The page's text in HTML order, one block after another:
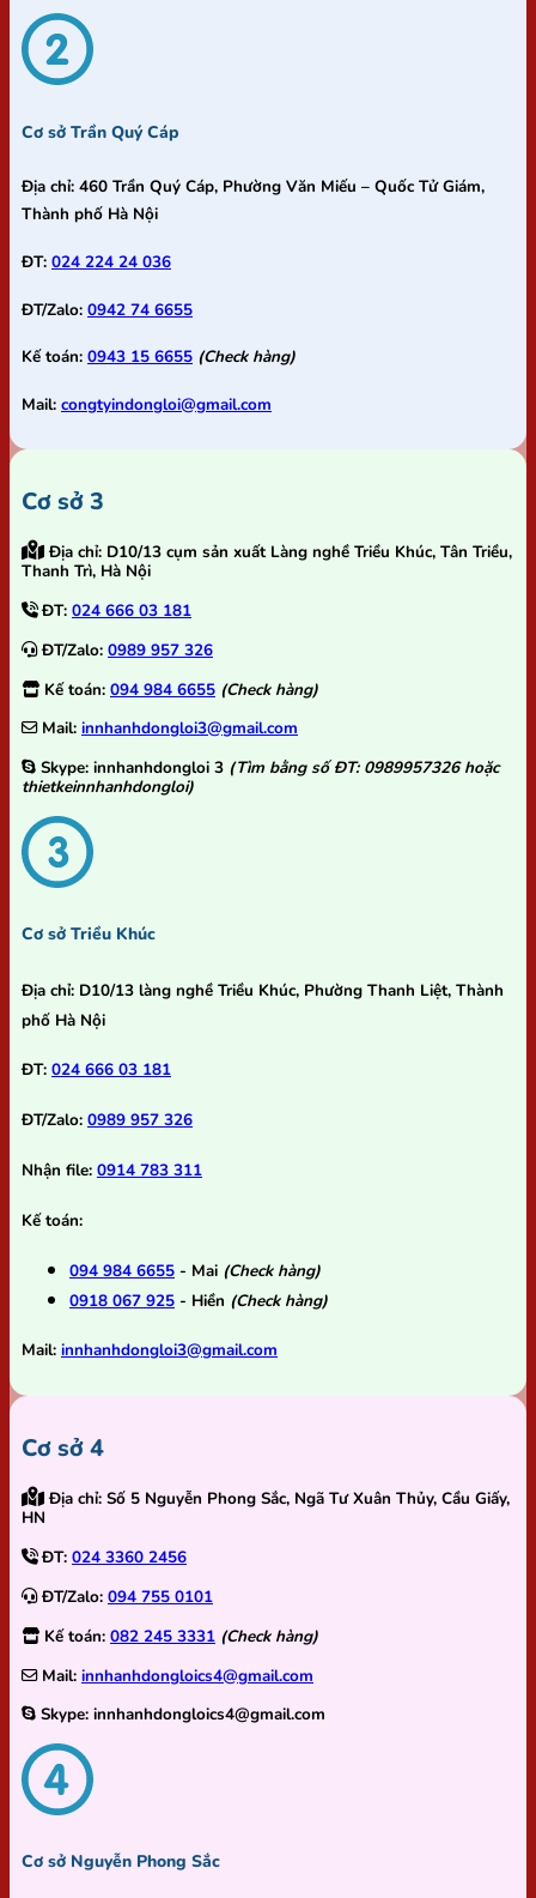
Cơ sở Trần Quý Cáp
Địa chỉ: 460 Trần Quý Cáp, Phường Văn Miếu – Quốc Tử Giám,
Thành phố Hà Nội
ĐT: 024 224 24 036
ĐT/Zalo: 0942 74 6655
Kế toán: 0943 15 6655 (Check hàng)
Mail: congtyindongloi@gmail.com
Cơ sở 3
Địa chỉ: D10/13 cụm sản xuất Làng nghề Triều Khúc, Tân Triều,
Thanh Trì, Hà Nội
ĐT: 024 666 03 181
ĐT/Zalo: 0989 957 326
Kế toán: 094 984 6655 (Check hàng)
Mail: innhanhdongloi3@gmail.com
Skype: innhanhdongloi 3 (Tìm bằng số ĐT: 0989957326 hoặc
thietkeinnhanhdongloi)
Cơ sở Triều Khúc
Địa chỉ: D10/13 làng nghề Triều Khúc, Phường Thanh Liệt, Thành
phố Hà Nội
ĐT: 024 666 03 181
ĐT/Zalo: 0989 957 326
Nhận file: 0914 783 311
Kế toán:
094 984 6655 - Mai (Check hàng)
0918 067 925 - Hiền (Check hàng)
Mail: innhanhdongloi3@gmail.com
Cơ sở 4
Địa chỉ: Số 5 Nguyễn Phong Sắc, Ngã Tư Xuân Thủy, Cầu Giấy,
HN
ĐT: 024 3360 2456
ĐT/Zalo: 094 755 0101
Kế toán: 082 245 3331 (Check hàng)
Mail: innhanhdongloics4@gmail.com
Skype: innhanhdongloics4@gmail.com
Cơ sở Nguyễn Phong Sắc